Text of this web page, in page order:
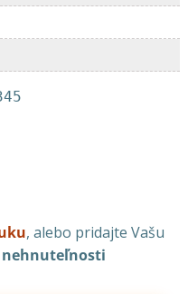
, alebo pridajte Vašu
nehnuteľnosti